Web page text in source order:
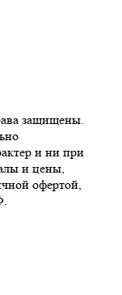
защищены.
и ни при
и цены,
офертой,